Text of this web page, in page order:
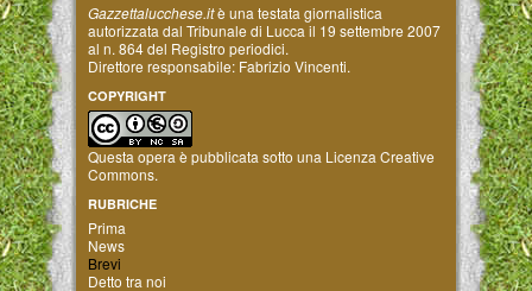
Gazzettalucchese.itè una testata giornalistica
autorizzata dal Tribunale di Lucca il 19 settembre 2007
al n. 864 del Registro periodici.
Direttore responsabile: Fabrizio Vincenti.
COPYRIGHT
Questa opera è pubblicata sotto una Licenza Creative
Commons.
RUBRICHE
Prima
News
Brevi
Detto tra noi